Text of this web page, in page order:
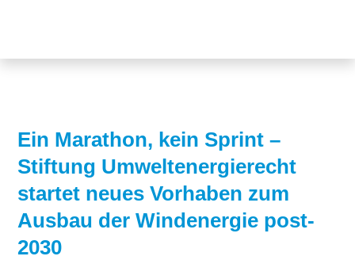
Genehmigungen
Grundsatzfragen
Blog
Karriere
Über uns
Ein Marathon, kein Sprint –
Stiftung Umweltenergierecht
startet neues Vorhaben zum
Ausbau der Windenergie post-
2030